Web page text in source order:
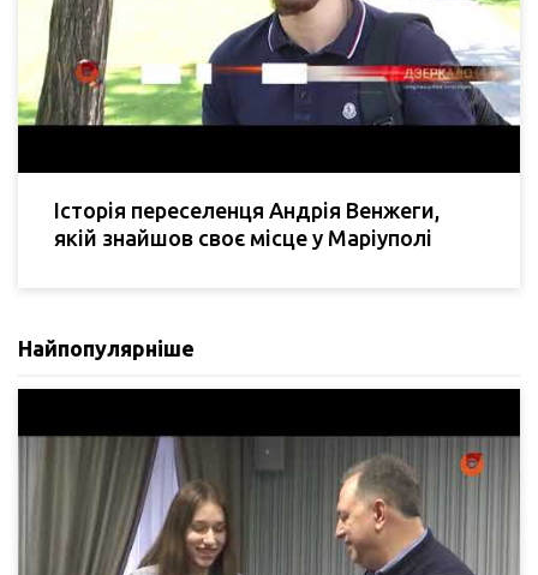
Історія переселенця Андрія Венжеги,
якій знайшов своє місце у Маріуполі
Найпопулярніше